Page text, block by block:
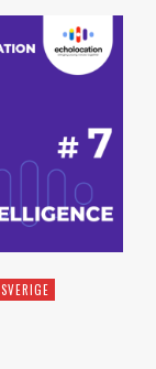
SVERIGE